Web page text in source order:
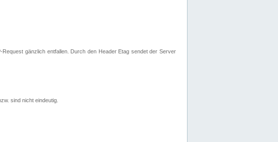
gänzlich entfallen. Durch den Header Etag sendet der Server
sind nicht eindeutig.